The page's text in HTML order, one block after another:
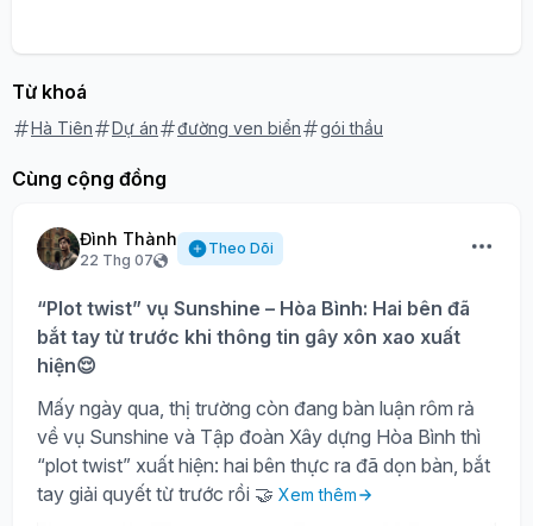
Từ khoá
Hà Tiên Dự án đường ven biển gói thầu
Cùng cộng đồng
Đình Thành
22 Thg 07
Theo Dõi
“Plot twist” vụ Sunshine – Hòa Bình: Hai bên đã
bắt tay từ trước khi thông tin gây xôn xao xuất
hiện😌
Mấy ngày qua, thị trường còn đang bàn luận rôm rả
về vụ Sunshine và Tập đoàn Xây dựng Hòa Bình thì
“plot twist” xuất hiện: hai bên thực ra đã dọn bàn, bắt
tay giải quyết từ trước rồi 🤝 Xem thêm